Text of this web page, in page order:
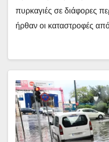
πυρκαγιές σε διάφορες
ήρθαν οι καταστροφές